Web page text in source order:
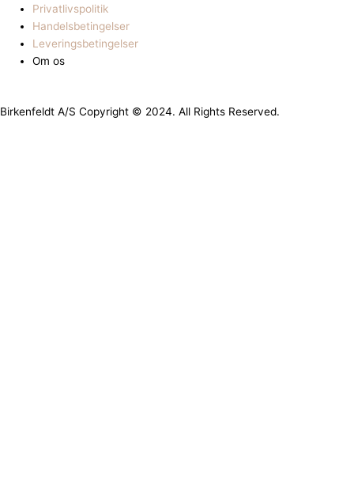
Privatlivspolitik
Handelsbetingelser
Leveringsbetingelser
Om os
Birkenfeldt A/S Copyright © 2024. All Rights Reserved.